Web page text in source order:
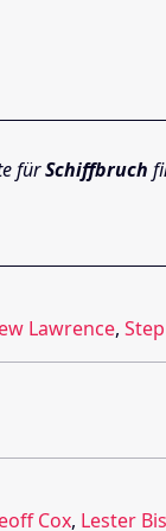
fürSchiffbruch
Lawrence,
Cox, Lester